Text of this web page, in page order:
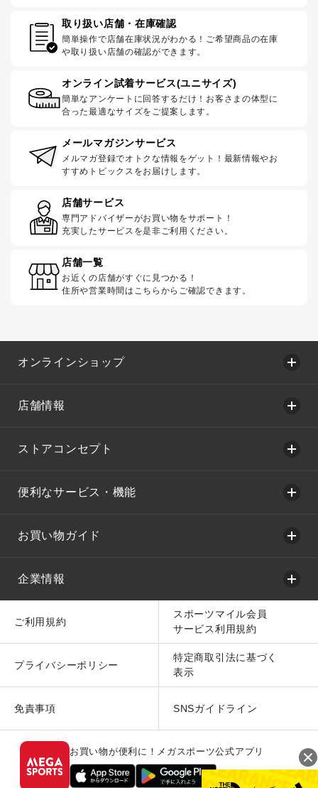
取り扱い店舗・在庫確認
簡単操作で店舗在庫状況がわかる！ご希望商品の在庫
や取り扱い店舗の確認ができます。
オンライン試着サービス(ユニサイズ)
簡単なアンケートに回答するだけ！お客さまの体型に
合った最適なサイズをご提案します。
メールマガジンサービス
メルマガ登録でオトクな情報をゲット！最新情報やお
すすめトピックスをお届けします。
店舗サービス
専門アドバイザーがお買い物をサポート！
充実したサービスを是非ご利用ください。
店舗一覧
お近くの店舗がすぐに見つかる！
住所や営業時間はこちらからご確認できます。
オンラインショップ
店舗情報
ストアコンセプト
便利なサービス・機能
お買い物ガイド
企業情報
ご利用規約
スポーツマイル会員
サービス利用規約
プライバシーポリシー
特定商取引法に基づく
表示
免責事項 SNSガイドライン
お買い物が便利に！メガスポーツ公式アプリ